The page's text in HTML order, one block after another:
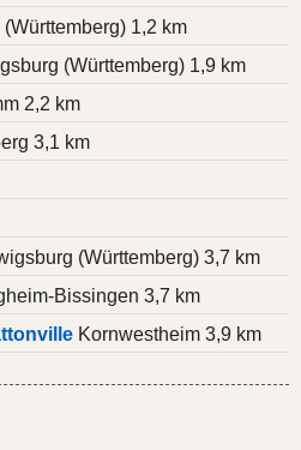
1,2 km
(Württemberg) 1,9 km
2,2 km
3,1 km
(Württemberg) 3,7 km
Bissingen 3,7 km
Kornwestheim 3,9 km